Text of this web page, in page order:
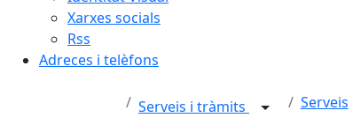
Xarxes socials
Rss
Adreces i telèfons
Serveis i tràmits Serveis